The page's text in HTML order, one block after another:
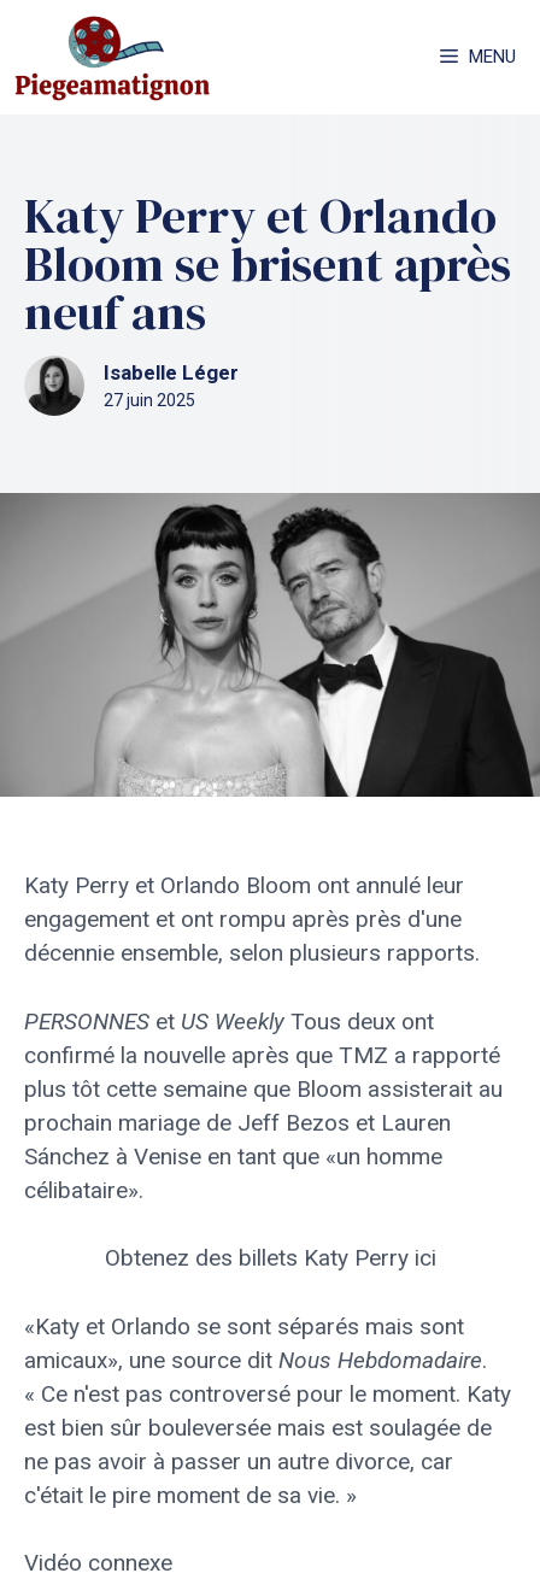
contenu
MENU
Katy Perry et Orlando
Bloom se brisent après
neuf ans
Isabelle Léger
27 juin 2025
Katy Perry et Orlando Bloom ont annulé leur
engagement et ont rompu après près d'une
décennie ensemble, selon plusieurs rapports.
PERSONNES et US Weekly Tous deux ont
confirmé la nouvelle après que TMZ a rapporté
plus tôt cette semaine que Bloom assisterait au
prochain mariage de Jeff Bezos et Lauren
Sánchez à Venise en tant que «un homme
célibataire».
Obtenez des billets Katy Perry ici
«Katy et Orlando se sont séparés mais sont
amicaux», une source dit Nous Hebdomadaire.
« Ce n'est pas controversé pour le moment. Katy
est bien sûr bouleversée mais est soulagée de
ne pas avoir à passer un autre divorce, car
c'était le pire moment de sa vie. »
Vidéo connexe